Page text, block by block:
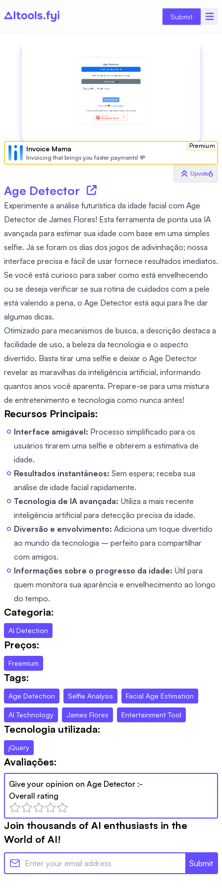
Submit
Premium
Invoice Mama
Invoicing that brings you faster payments! 💸
Upvote6
Age Detector
Experimente a análise futurística da idade facial com Age
Detector de James Flores! Esta ferramenta de ponta usa IA
avançada para estimar sua idade com base em uma simples
selfie. Já se foram os dias dos jogos de adivinhação; nossa
interface precisa e fácil de usar fornece resultados imediatos.
Se você está curioso para saber como está envelhecendo
ou se deseja verificar se sua rotina de cuidados com a pele
está valendo a pena, o Age Detector está aqui para lhe dar
algumas dicas.
Otimizado para mecanismos de busca, a descrição destaca a
facilidade de uso, a beleza da tecnologia e o aspecto
divertido. Basta tirar uma selfie e deixar o Age Detector
revelar as maravilhas da inteligência artificial, informando
quantos anos você aparenta. Prepare-se para uma mistura
de entretenimento e tecnologia como nunca antes!
Recursos Principais:
Interface amigável: Processo simplificado para os
usuários tirarem uma selfie e obterem a estimativa de
idade.
Resultados instantâneos: Sem espera; receba sua
análise de idade facial rapidamente.
Tecnologia de IA avançada: Utiliza a mais recente
inteligência artificial para detecção precisa da idade.
Diversão e envolvimento: Adiciona um toque divertido
ao mundo da tecnologia – perfeito para compartilhar
com amigos.
Informações sobre o progresso da idade: Útil para
quem monitora sua aparência e envelhecimento ao longo
do tempo.
Categoria:
AI Detection
Preços:
Freemium
Tags:
Age Detection Selfie Analysis Facial Age Estimation
AI Technology James Flores Entertainment Tool
Tecnologia utilizada:
jQuery
Avaliações:
Give your opinion on Age Detector :-
Overall rating
Join thousands of AI enthusiasts in the
World of AI!
Submit